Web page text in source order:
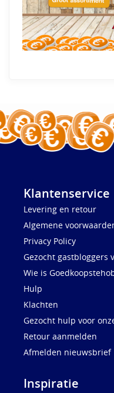
Klantenservice
Levering en retour
Algemene
Privacy Policy
Gezocht gastbloggers
Wie is
Hulp
Klachten
Gezocht hulp voor
Retour aanmelden
Afmelden nieuwsbrief
Inspiratie